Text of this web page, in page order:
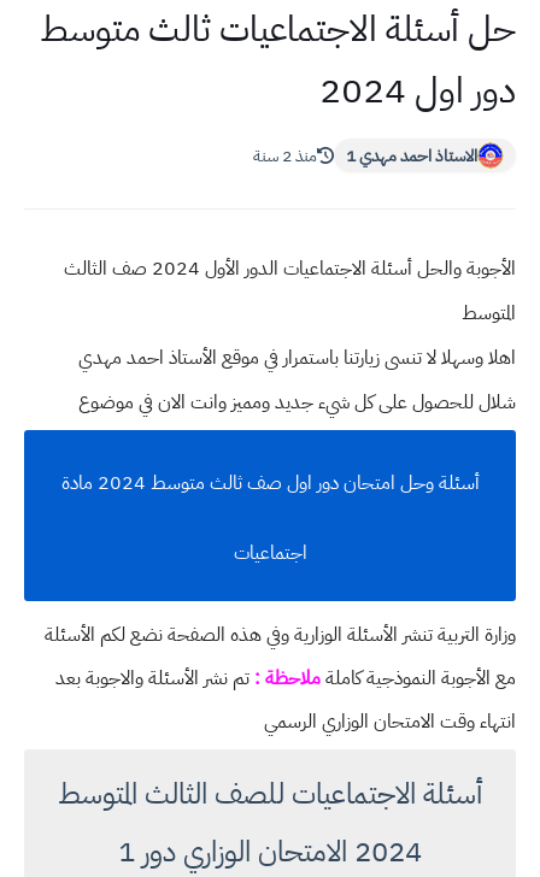
حل أسئلة الاجتماعيات ثالث متوسط
دور اول 2024
الاستاذ احمد مهدي 1 منذ 2 سنة
الأجوبة والحل أسئلة الاجتماعيات الدور الأول 2024 صف الثالث
المتوسط
اهلا وسهلالا تنسى زيارتنا باستمرار في موقع الأستاذ احمد مهدي
شلال للحصول على كل شيء جديد ومميز وانت الان في موضوع
أسئلة وحل امتحان دور اول صف ثالث متوسط 2024 مادة
اجتماعيات
وزارة التربية تنشر الأسئلة الوزارية وفي هذه الصفحة نضع لكم الأسئلة
مع الأجوبة النموذجية كاملةملاحظة : تم نشر الأسئلة والاجوبة بعد
انتهاء وقت الامتحان الوزاري الرسمي
أسئلة الاجتماعيات للصف الثالث المتوسط
2024 الامتحان الوزاري دور 1